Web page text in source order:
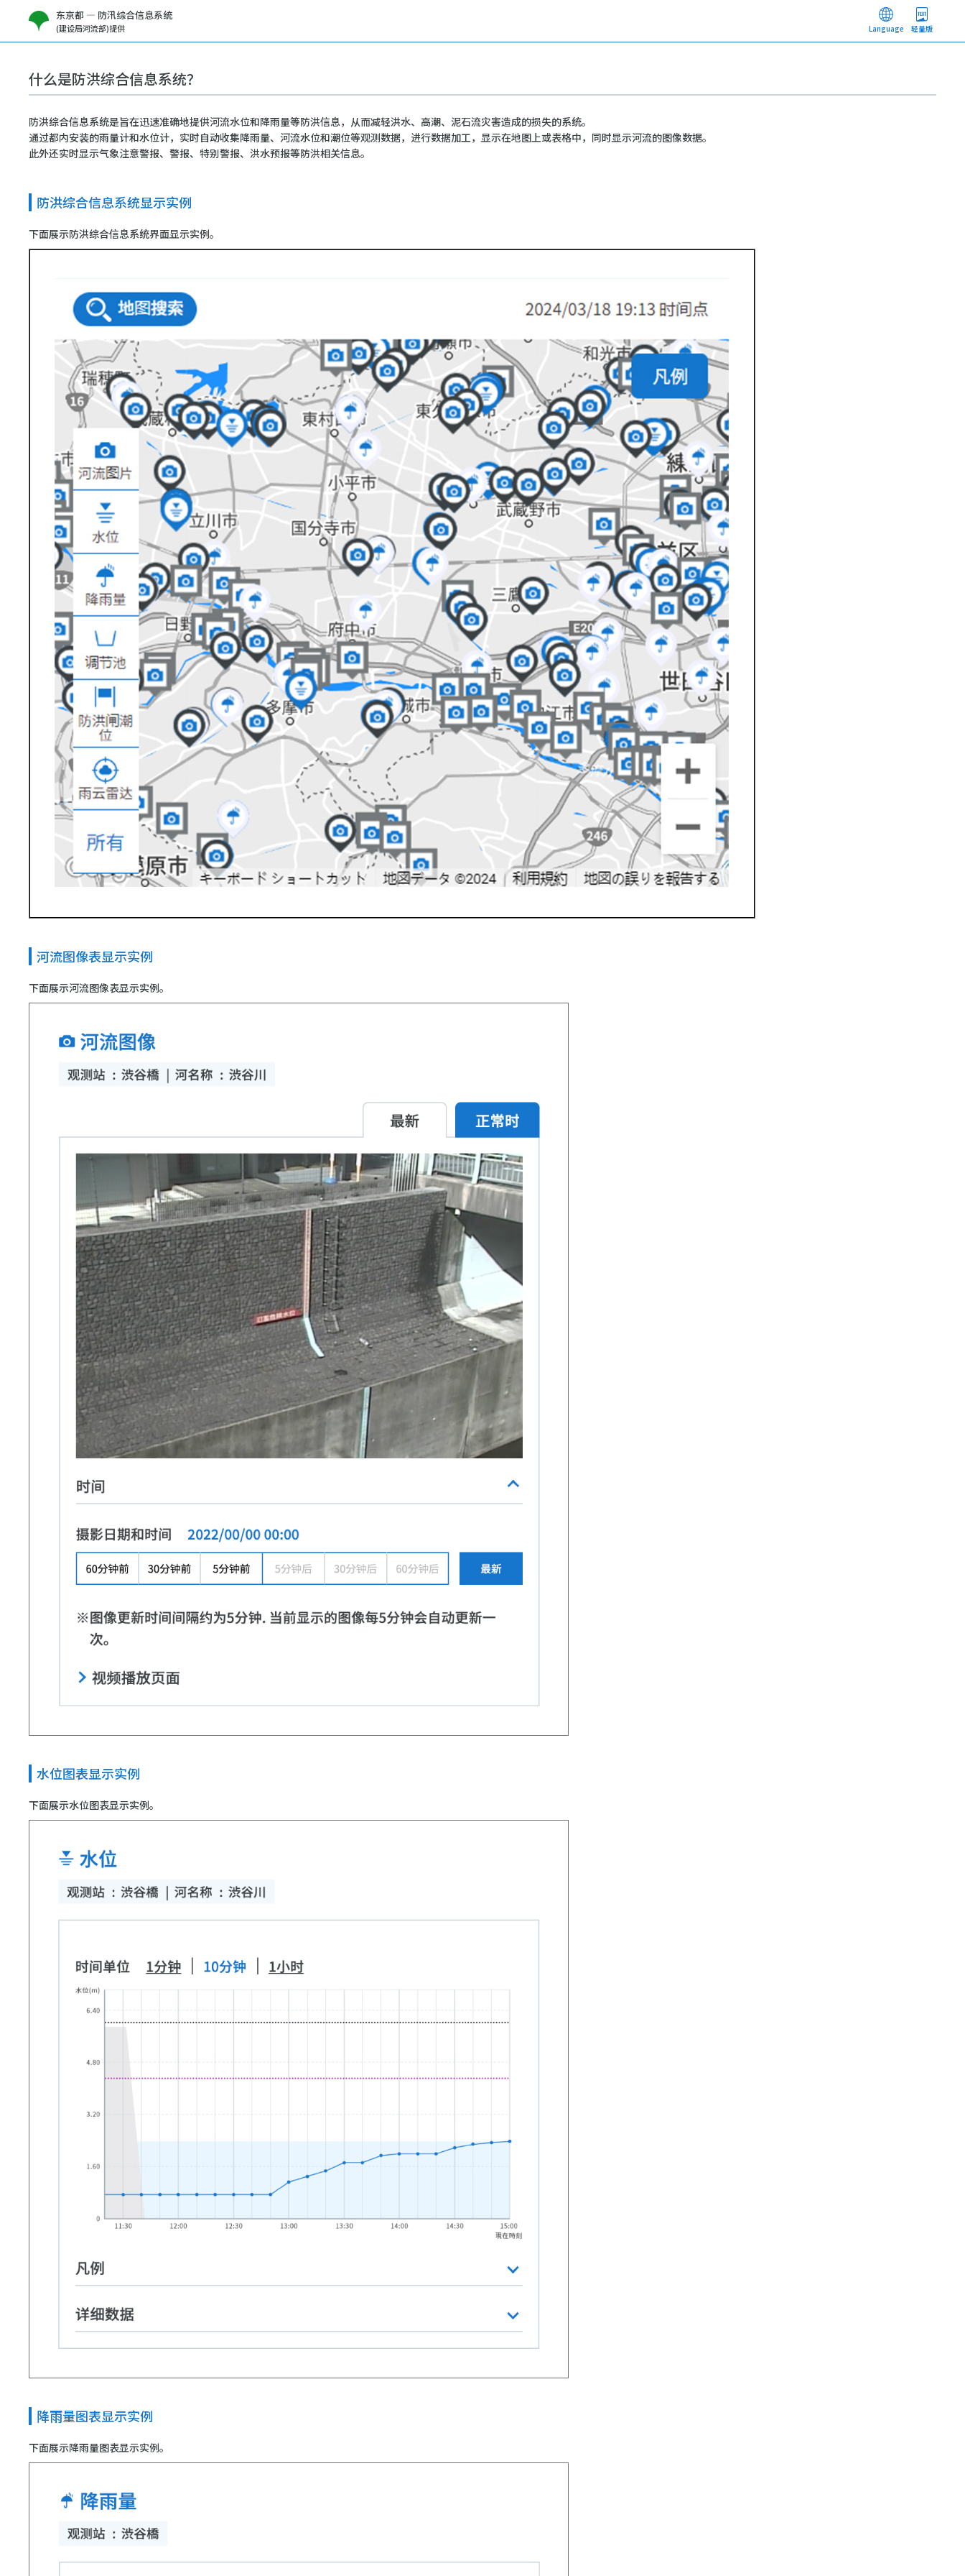
东京都 — 防汛综合信息系统
(建设局河流部)提供 Language 轻量版
什么是防洪综合信息系统？
防洪综合信息系统是旨在迅速准确地提供河流水位和降雨量等防洪信息，从而减轻洪水、高潮、泥石流灾害造成的损失的系统。
通过都内安装的雨量计和水位计，实时自动收集降雨量、河流水位和潮位等观测数据，进行数据加工，显示在地图上或表格中，同时显示河流的图像数据。
此外还实时显示气象注意警报、警报、特别警报、洪水预报等防洪相关信息。
防洪综合信息系统显示实例
下面展示防洪综合信息系统界面显示实例。
河流图像表显示实例
下面展示河流图像表显示实例。
水位图表显示实例
下面展示水位图表显示实例。
降雨量图表显示实例
下面展示降雨量图表显示实例。